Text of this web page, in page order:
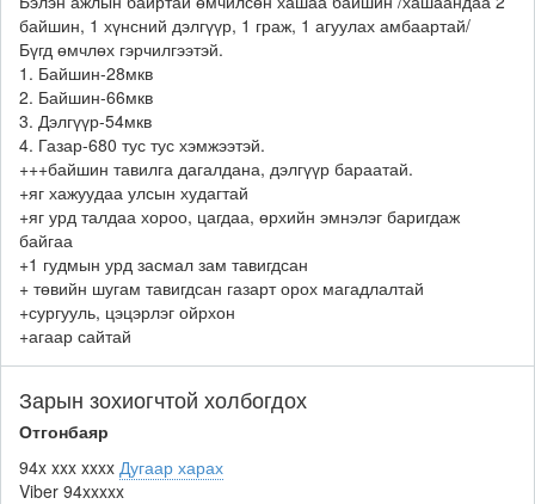
байшин, 1 хүнсний дэлгүүр, 1 граж, 1 агуулах амбаартай/
Бүгд өмчлөх гэрчилгээтэй.
1. Байшин-28мкв
2. Байшин-66мкв
3. Дэлгүүр-54мкв
4. Газар-680 тус тус хэмжээтэй.
+++байшин тавилга дагалдана, дэлгүүр бараатай.
+яг хажуудаа улсын худагтай
+яг урд талдаа хороо, цагдаа, өрхийн эмнэлэг баригдаж
байгаа
+1 гудмын урд засмал зам тавигдсан
+ төвийн шугам тавигдсан газарт орох магадлалтай
+сургууль, цэцэрлэг ойрхон
+агаар сайтай
Зарын зохиогчтой холбогдох
Отгонбаяр
94x xxx xxxx Дугаар харах
Viber 94xxxxx